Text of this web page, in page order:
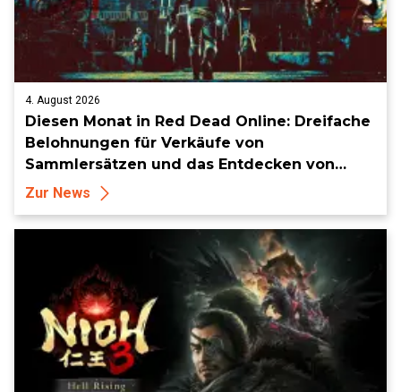
4. August 2026
Diesen Monat in Red Dead Online: Dreifache
Belohnungen für Verkäufe von
Sammlersätzen und das Entdecken von
Sammlerstücken, in Telegramm-Missionen
Zur News